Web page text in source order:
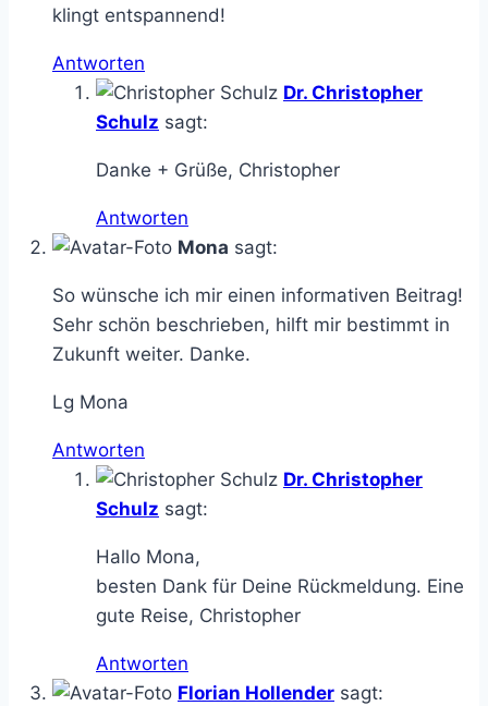
klingt entspannend!
Antworten
Dr. Christopher
Schulz sagt:
Danke + Grüße, Christopher
Antworten
Mona sagt:
So wünsche ich mir einen informativen Beitrag!
Sehr schön beschrieben, hilft mir bestimmt in
Zukunft weiter. Danke.
Lg Mona
Antworten
Dr. Christopher
Schulz sagt:
Hallo Mona,
besten Dank für Deine Rückmeldung. Eine
gute Reise, Christopher
Antworten
Florian Hollender sagt: